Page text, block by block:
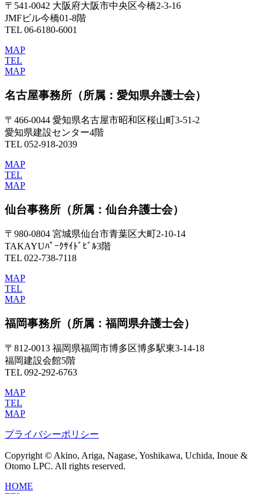
〒541-0042 大阪府大阪市中央区今橋2-3-16
JMFビル今橋01-8階
TEL 06-6180-6001
MAP
TEL
MAP
名古屋事務所 （所属：愛知県弁護士会）
〒466-0044 愛知県名古屋市昭和区桜山町3-51-2
愛知県建設センター4階
TEL 052-918-2039
MAP
TEL
MAP
仙台事務所 （所属：仙台弁護士会）
〒980-0804 宮城県仙台市青葉区大町2-10-14
TAKAYUﾊﾟｰｸｻｲﾄﾞﾋﾞﾙ3階
TEL 022-738-7118
MAP
TEL
MAP
福岡事務所 （所属：福岡県弁護士会）
〒812-0013 福岡県福岡市博多区博多駅東3-14-18
福岡建設会館5階
TEL 092-292-6763
MAP
TEL
MAP
プライバシーポリシー
Copyright © Akino, Ariga, Nagase, Yoshikawa, Uchida, Inoue &
Otomo LPC. All rights reserved.
HOME